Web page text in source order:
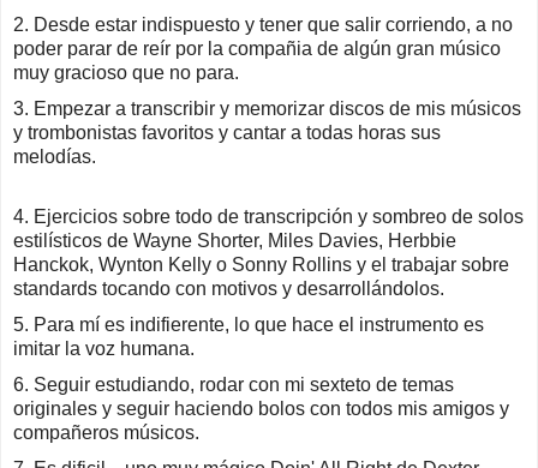
2. Desde estar indispuesto y tener que salir corriendo, a no
poder parar de reír por la compañia de algún gran músico
muy gracioso que no para.
3. Empezar a transcribir y memorizar discos de mis músicos
y trombonistas favoritos y cantar a todas horas sus
melodías.
4. Ejercicios sobre todo de transcripción y sombreo de solos
estilísticos de Wayne Shorter, Miles Davies, Herbbie
Hanckok, Wynton Kelly o Sonny Rollins y el trabajar sobre
standards tocando con motivos y desarrollándolos.
5. Para mí es indifierente, lo que hace el instrumento es
imitar la voz humana.
6. Seguir estudiando, rodar con mi sexteto de temas
originales y seguir haciendo bolos con todos mis amigos y
compañeros músicos.